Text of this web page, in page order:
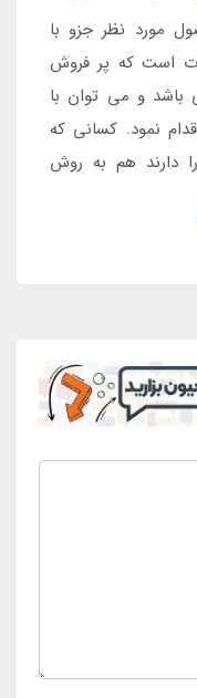
مورد نظر جزو با
است که پر فروش
و می توان با
نمود. کسانی که
دارند هم به روش
به فرد لذت برد.
نمایندگی انجام